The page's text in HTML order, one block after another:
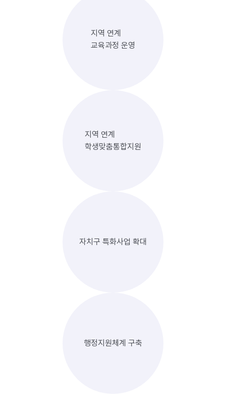
지역 연계
교육과정 운영
지역 연계
학생맞춤통합지원
자치구 특화사업 확대
행정지원체계 구축